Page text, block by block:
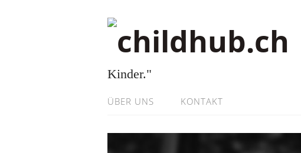
Kinder."
ÜBER UNS KONTAKT